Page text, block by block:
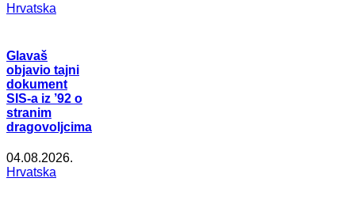
Hrvatska
Glavaš
objavio tajni
dokument
SIS-a iz ’92 o
stranim
dragovoljcima
04.08.2026.
Hrvatska